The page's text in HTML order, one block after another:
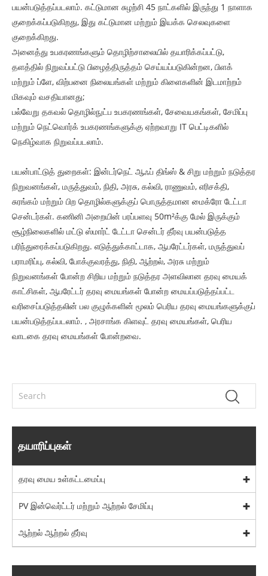
பயன்படுத்தப்படலாம். கட்டுமான சுழற்சி 45 நாட்களில் இருந்து 1 நாளாக
குறைக்கப்படுகிறது, இது கட்டுமான மற்றும் இயக்க செலவுகளை
குறைக்கிறது.
அனைத்து உபகரணங்களும் தொழிற்சாலையில் தயாரிக்கப்பட்டு,
தளத்தில் நிறுவப்பட்டு பிழைத்திருத்தம் செய்யப்படுகின்றன, பிளக்
மற்றும் ப்ளே, விற்பனை நிலையங்கள் மற்றும் கிளைகளின் இடமாற்றம்
மிகவும் வசதியானது;
பல்வேறு தகவல் தொழில்நுட்ப உபகரணங்கள், சேவையகங்கள், சேமிப்பு
மற்றும் நெட்வொர்க் உபகரணங்களுக்கு ஏற்றவாறு IT பெட்டிகளில்
நெகிழ்வாக நிறுவப்படலாம்.
பயன்பாட்டுத் துறைகள்: இன்டர்நெட் ஆஃப் திங்ஸ் & சிறு மற்றும் நடுத்தர
நிறுவனங்கள், மருத்துவம், நிதி, அரசு, கல்வி, ராணுவம், எரிசக்தி,
சுரங்கம் மற்றும் பிற தொழில்களுக்குப் பொருத்தமான மைக்ரோ டேட்டா
சென்டர்கள். கணினி அறையின் பரப்பளவு 50m²க்கு மேல் இருக்கும்
சூழ்நிலைகளில் மட்டு ஸ்மார்ட் டேட்டா சென்டர் தீர்வு பயன்படுத்த
பரிந்துரைக்கப்படுகிறது. எடுத்துக்காட்டாக, ஆபரேட்டர்கள், மருத்துவப்
பராமரிப்பு, கல்வி, போக்குவரத்து, நிதி, ஆற்றல், அரசு மற்றும்
நிறுவனங்கள் போன்ற சிறிய மற்றும் நடுத்தர அளவிலான தரவு மையக்
காட்சிகள், ஆபரேட்டர் தரவு மையங்கள் போன்ற மையப்படுத்தப்பட்ட
வரிசைப்படுத்தலின் பல குழுக்களின் மூலம் பெரிய தரவு மையங்களுக்குப்
பயன்படுத்தப்படலாம். , அரசாங்க கிளவுட் தரவு மையங்கள், பெரிய
வாடகை தரவு மையங்கள் போன்றவை.
தயாரிப்புகள்
தரவு மைய உள்கட்டமைப்பு
PV இன்வெர்ட்டர் மற்றும் ஆற்றல் சேமிப்பு
ஆற்றல் ஆற்றல் தீர்வு